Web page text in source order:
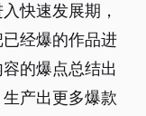
快速发展期，
经爆的作品进
的爆点总结出
产出更多爆款